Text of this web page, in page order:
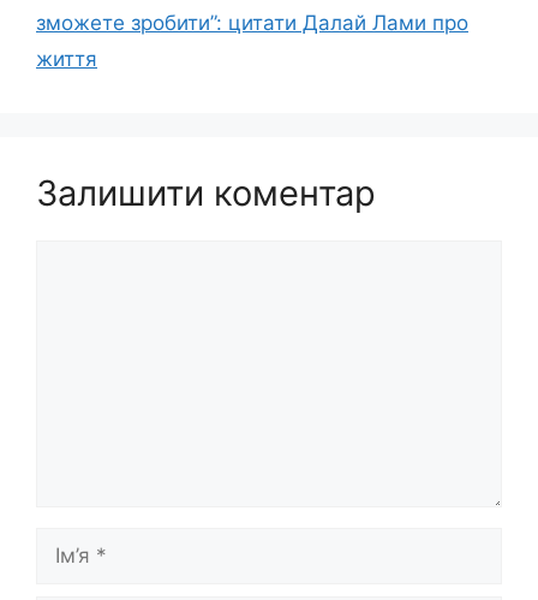
зможете зробити”: цитати Далай Лами про
життя
Залишити коментар